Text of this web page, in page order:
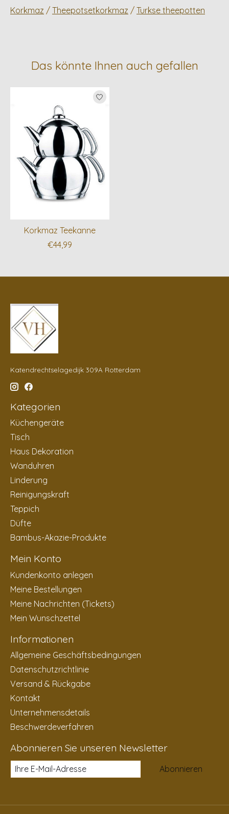
Korkmaz / Theepotsetkorkmaz / Turkse theepotten
Das könnte Ihnen auch gefallen
Produkt-Karussell-Artikel
Korkmaz Teekanne
€44,99
Katendrechtselagedijk 309A Rotterdam
Kategorien
Küchengeräte
Tisch
Haus Dekoration
Wanduhren
Linderung
Reinigungskraft
Teppich
Düfte
Bambus-Akazie-Produkte
Mein Konto
Kundenkonto anlegen
Meine Bestellungen
Meine Nachrichten (Tickets)
Mein Wunschzettel
Informationen
Allgemeine Geschäftsbedingungen
Datenschutzrichtlinie
Versand & Rückgabe
Kontakt
Unternehmensdetails
Beschwerdeverfahren
Abonnieren Sie unseren Newsletter
Abonnieren